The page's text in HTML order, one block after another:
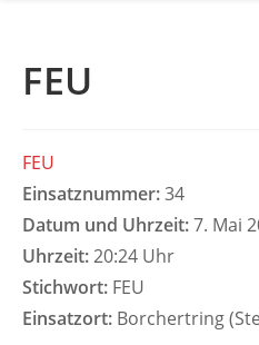
FEU
FEU
Einsatznummer:34
Datum und Uhrzeit:7. Mai
Uhrzeit:20:24 Uhr
Stichwort: FEU
Einsatzort: Borchertring